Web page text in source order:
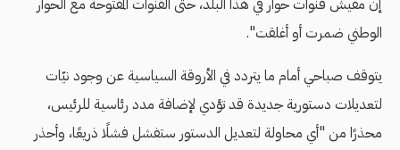
إن مفيش قنوات حوار في هذا البلد، حتى القنوات المفتوحة مع الحوار
الوطني ضمرت أو أغلقت".
يتوقف صباحي أمام ما يتردد في الأروقة السياسية عن وجود نيّات
لتعديلات دستورية جديدة قد تؤدي لإضافة مدد رئاسية للرئيس،
محذرًا من "أي محاولة لتعديل الدستور ستفشل فشلًا ذريعًا، وأحذر